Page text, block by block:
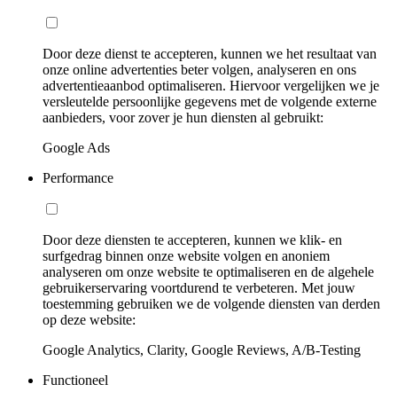
Door deze dienst te accepteren, kunnen we het resultaat van
onze online advertenties beter volgen, analyseren en ons
advertentieaanbod optimaliseren. Hiervoor vergelijken we je
versleutelde persoonlijke gegevens met de volgende externe
aanbieders, voor zover je hun diensten al gebruikt:
Google Ads
Performance
Door deze diensten te accepteren, kunnen we klik- en
surfgedrag binnen onze website volgen en anoniem
analyseren om onze website te optimaliseren en de algehele
gebruikerservaring voortdurend te verbeteren. Met jouw
toestemming gebruiken we de volgende diensten van derden
op deze website:
Google Analytics, Clarity, Google Reviews, A/B-Testing
Functioneel